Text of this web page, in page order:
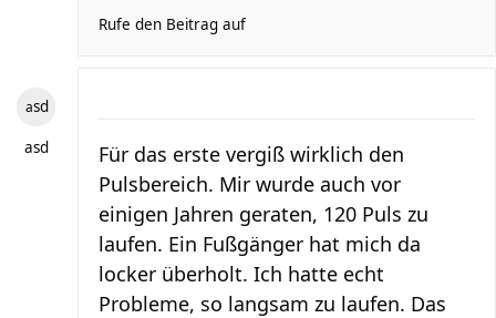
Rufe den Beitrag auf
asd
asd
Für das erste vergiß wirklich den
Pulsbereich. Mir wurde auch vor
einigen Jahren geraten, 120 Puls zu
laufen. Ein Fußgänger hat mich da
locker überholt. Ich hatte echt
Probleme, so langsam zu laufen. Das